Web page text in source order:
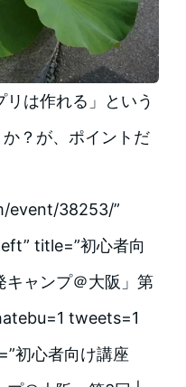
は作れる」という
？が、ポイントだ
event/38253/”
title=”初心者向
キャンプ＠大阪」第
tweets=1
初心者向け講座